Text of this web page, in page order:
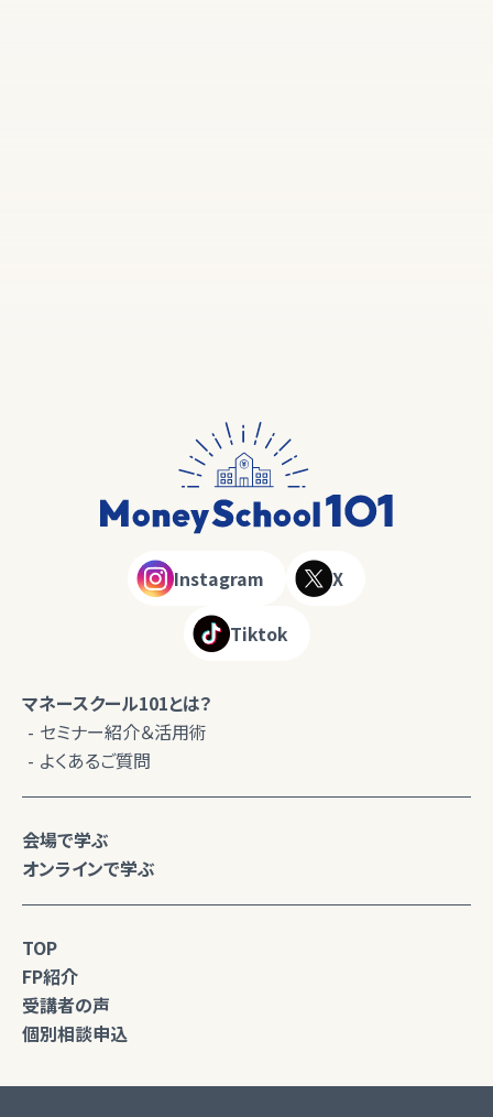
Instagram X
Tiktok
マネースクール101とは？
セミナー紹介＆活用術
よくあるご質問
会場で学ぶ
オンラインで学ぶ
TOP
FP紹介
受講者の声
個別相談申込